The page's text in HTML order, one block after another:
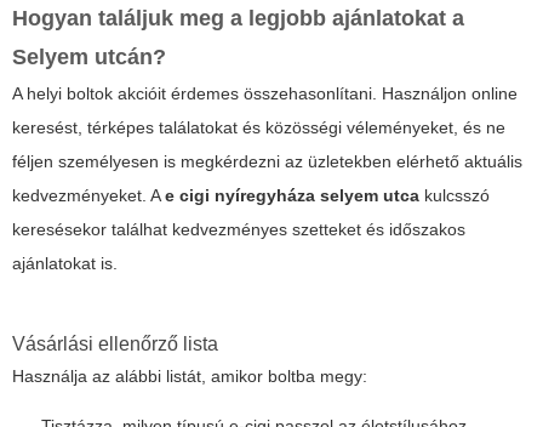
Hogyan találjuk meg a legjobb ajánlatokat a
Selyem utcán?
A helyi boltok akcióit érdemes összehasonlítani. Használjon online
keresést, térképes találatokat és közösségi véleményeket, és ne
féljen személyesen is megkérdezni az üzletekben elérhető aktuális
kedvezményeket. Ae cigi nyíregyháza selyem utca kulcsszó
keresésekor találhat kedvezményes szetteket és időszakos
ajánlatokat is.
Vásárlási ellenőrző lista
Használja az alábbi listát, amikor boltba megy: